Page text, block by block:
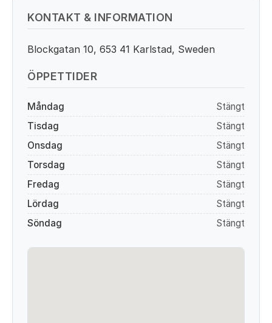
KONTAKT & INFORMATION
Blockgatan 10, 653 41 Karlstad, Sweden
ÖPPETTIDER
Måndag
Stängt
Tisdag
Stängt
Onsdag
Stängt
Torsdag
Stängt
Fredag
Stängt
Lördag
Stängt
Söndag
Stängt